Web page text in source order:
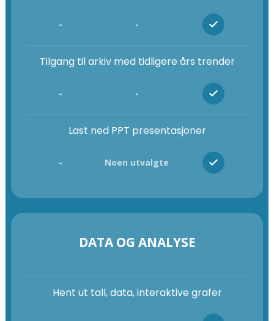
- -
Tilgang til arkiv med tidligere års trender
- -
Last ned PPT presentasjoner
- Noen utvalgte
DATA OG ANALYSE
Hent ut tall, data, interaktive grafer